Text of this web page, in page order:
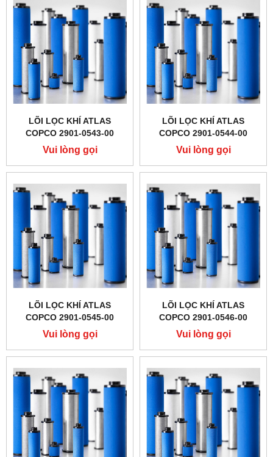
LÕI LỌC KHÍ ATLAS
COPCO 2901-0543-00
Vui lòng gọi
LÕI LỌC KHÍ ATLAS
COPCO 2901-0544-00
Vui lòng gọi
LÕI LỌC KHÍ ATLAS
COPCO 2901-0545-00
Vui lòng gọi
LÕI LỌC KHÍ ATLAS
COPCO 2901-0546-00
Vui lòng gọi